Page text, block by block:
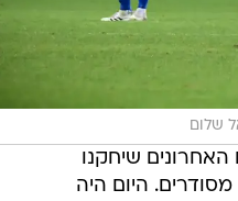
שלום
שיחקנו
מסודרים. היום היה